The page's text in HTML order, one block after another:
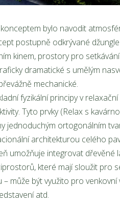
bylo navodit
postupně odkrývané
kinem, prostory pro
dramatické s umělým
mechanické.
fyzikální principy v
Tyto prvky (Relax s
jednoduchým ortogonálním
architekturou celého
umožňuje integrovat
které mají sloužit pro
může být využito pro
atd.